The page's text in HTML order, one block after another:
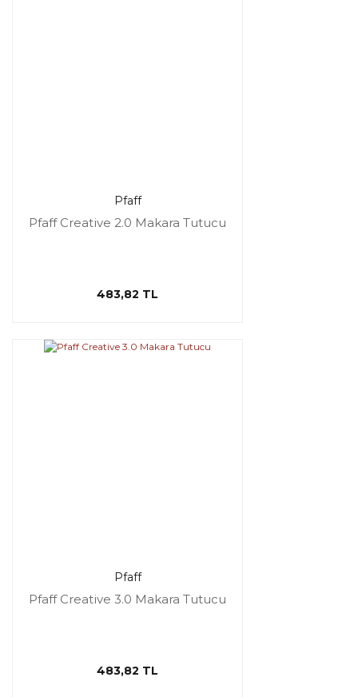
Pfaff
Pfaff Creative 2.0 Makara Tutucu
483,82 TL
Pfaff
Pfaff Creative 3.0 Makara Tutucu
483,82 TL